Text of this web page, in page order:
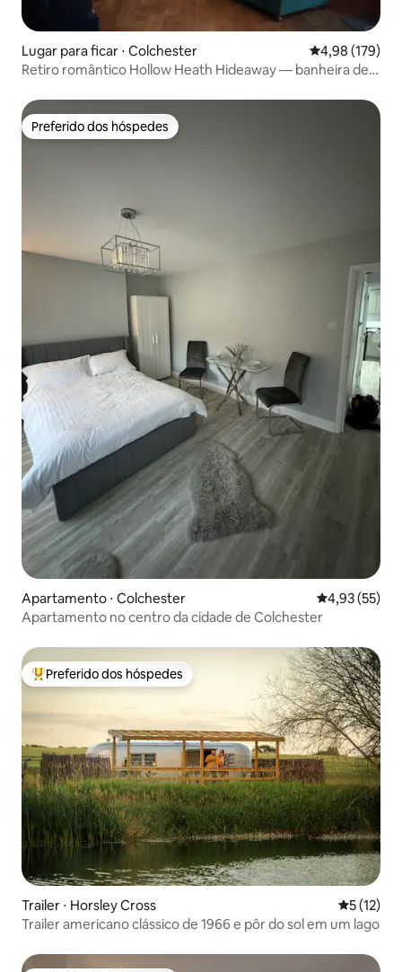
Lugar para ficar ⋅ Colchester 4,98 de uma
4,98 (179)
Retiro romântico Hollow Heath Hideaway — banheira de
Preferido dos hóspedes
Preferido dos hóspedes
Apartamento ⋅ Colchester 4,93 de uma
4,93 (55)
Apartamento no centro da cidade de Colchester
Entre os melhores preferidos dos hóspedes
Preferido dos hóspedes
Trailer ⋅ Horsley Cross 5 de uma
5 (12)
Trailer americano clássico de 1966 e pôr do sol em um lago